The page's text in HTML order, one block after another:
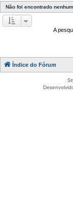
Não foi encontrado
A
Índice do Fórum